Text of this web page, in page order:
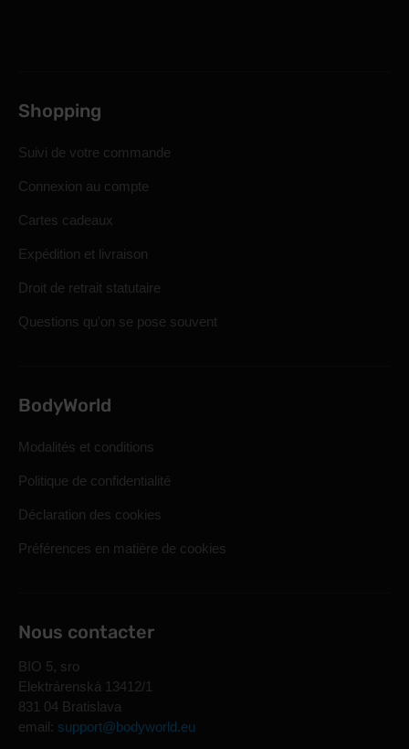
Shopping
Suivi de votre commande
Connexion au compte
Cartes cadeaux
Expédition et livraison
Droit de retrait statutaire
Questions qu'on se pose souvent
BodyWorld
Modalités et conditions
Politique de confidentialité
Déclaration des cookies
Préférences en matière de cookies
Nous contacter
BIO 5, sro
Elektrárenská 13412/1
831 04 Bratislava
email: support@bodyworld.eu